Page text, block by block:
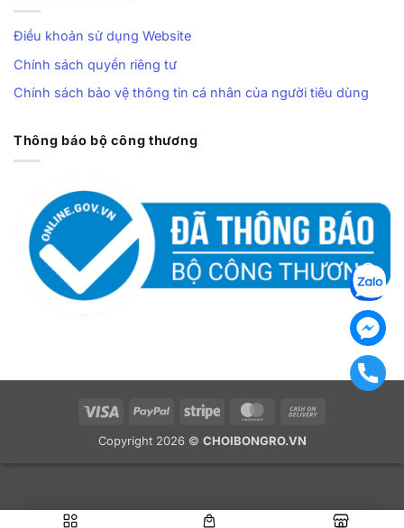
Điều khoản sử dụng Website
Chính sách quyền riêng tư
Chính sách bảo vệ thông tin cá nhân của người tiêu dùng
Thông báo bộ công thương
Visa PayPal Stripe MasterCard
Copyright 2026 © CHOIBONGRO.VN